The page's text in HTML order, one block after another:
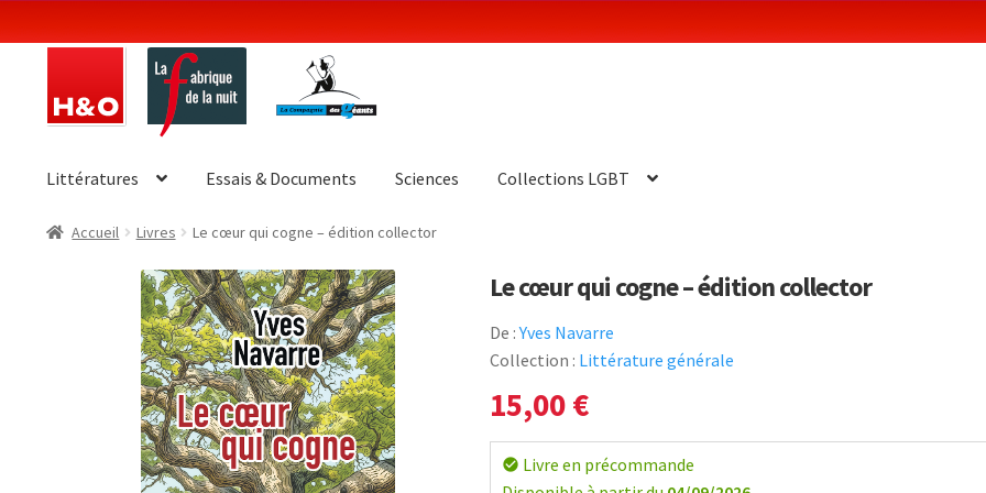
la
contenu
Littératures Essais & Documents Sciences Collections LGBT
Accueil Livres Le cœur qui cogne – édition collector
Le cœur qui cogne – édition collector
De :Yves Navarre
Collection : Littérature générale
15,00€
check_circle Livre en précommande